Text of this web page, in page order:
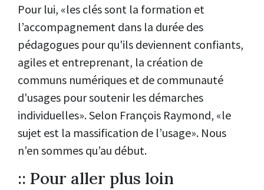
Pour lui, «les clés sont la formation et
l’accompagnement dans la durée des
pédagogues pour qu'ils deviennent confiants,
agiles et entreprenant, la création de
communs numériques et de communauté
d'usages pour soutenir les démarches
individuelles». Selon François Raymond, «le
sujet est la massification de l’usage». Nous
n’en sommes qu’au début.
:: Pour aller plus loin